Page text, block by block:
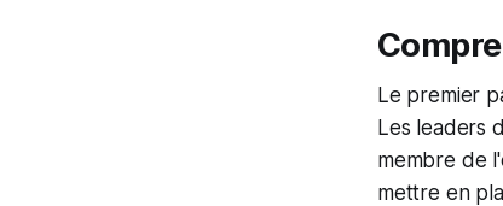
Le premier
Les leaders
membre de
mettre en